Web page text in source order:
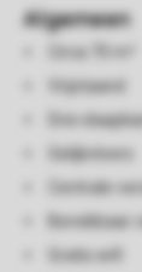
Algemeen
Circa 70 m²
Vrijstaand
Drie
Gelijkvloers
Centrale
Bereikbaar
Gratis wifi